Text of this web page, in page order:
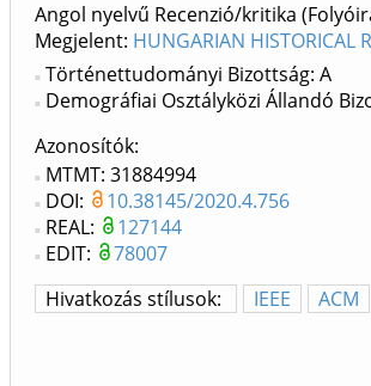
Angol nyelvű Recenzió/kritika
Megjelent: HUNGARIAN HISTORICAL
Történettudományi Bizottság: A
Demográfiai Osztályközi Állandó
Azonosítók
MTMT: 31884994
DOI:
10.38145/2020.4.756
REAL:
127144
EDIT:
78007
Hivatkozás stílusok:
IEEE ACM